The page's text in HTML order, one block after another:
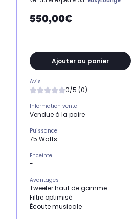
550,00€
Ajouter au panier
Avis
0/5 (0)
Information vente
Vendue à la paire
Puissance
75 Watts
Enceinte
-
Avantages
Tweeter haut de gamme
Filtre optimisé
Écoute musicale